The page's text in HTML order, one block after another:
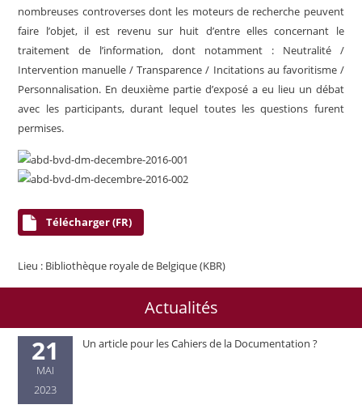
nombreuses controverses dont les moteurs de recherche peuvent
faire l’objet, il est revenu sur huit d’entre elles concernant le
traitement de l’information, dont notamment : Neutralité /
Intervention manuelle / Transparence / Incitations au favoritisme /
Personnalisation. En deuxième partie d’exposé a eu lieu un débat
avec les participants, durant lequel toutes les questions furent
permises.
Télécharger (FR)
Lieu : Bibliothèque royale de Belgique (KBR)
Actualités
21
MAI
2023
Un article pour les Cahiers de la Documentation ?